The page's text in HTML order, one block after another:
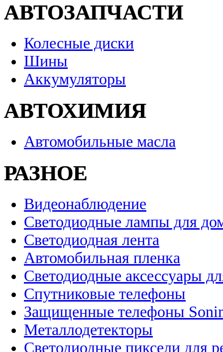
АВТОЗАПЧАСТИ
Колесные диски
Шины
Аккумуляторы
АВТОХИМИЯ
Автомобильные масла
РАЗНОЕ
Видеонаблюдение
Светодиодные лампы для
Светодиодная лента
Автомобильная пленка
Светодиодные аксессуары
Спутниковые телефоны
Защищенные телефоны
Металлодетекторы
Светодиодные пиксели для